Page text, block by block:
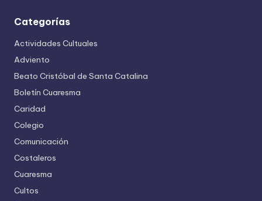
Categorías
Actividades Cultuales
Adviento
Beato Cristóbal de Santa Catalina
Boletín Cuaresma
Caridad
Colegio
Comunicación
Costaleros
Cuaresma
Cultos